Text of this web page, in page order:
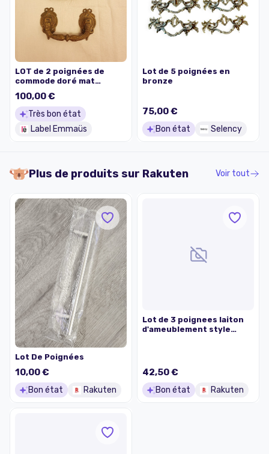
LOT de 2 poignées de
commode doré mat
vintage de style Louis XVI.
100,00 €
Très bon état
Label Emmaüs
Lot de 5 poignées en
bronze
75,00 €
Bon état Selency
Plus de produits sur Rakuten Voir tout
Lot De Poignées
10,00 €
Bon état Rakuten
Lot de 3 poignees laiton
d'ameublement style
42,50 €
Bon état Rakuten